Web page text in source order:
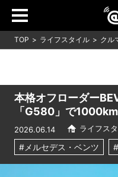
TOP ライフスタイル クル
本格オフローダー
「G580」で
2026.06.14 ライフス
#メルセデス・ベンツ